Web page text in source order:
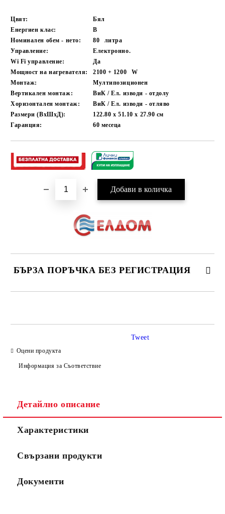
Цвят:
Бял
Енергиен клас:
B
Номинален обем - нето:
80
литра
Управление:
Електронно.
Wi Fi управление:
Да
Мощност на нагревателя:
2100 + 1200
W
Монтаж:
Мултипозиционен
Вертикален монтаж:
ВиК / Ел. изводи - отдолу
Хоризонтален монтаж:
ВиК / Ел. изводи - отляво
Размери (ВхШхД):
122.80 x 51.10 x 27.90 см
Гаранция:
60 месеца
БЪРЗА ПОРЪЧКА БЕЗ РЕГИСТРАЦИЯ
Съгласен съм сПолитиката за лични данни
Оцени продукта
Информация за Съответствие
Tweet
Детайлно описание
Характеристики
Свързани продукти
Документи